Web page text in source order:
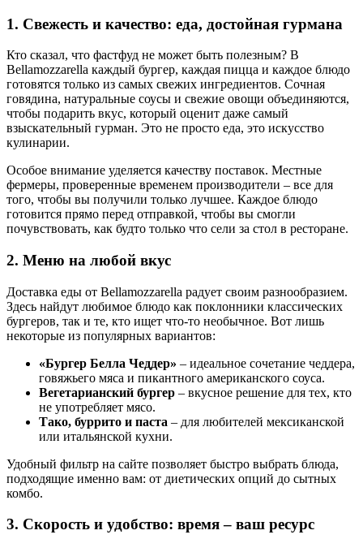
1. Свежесть и качество: еда, достойная гурмана
Кто сказал, что фастфуд не может быть полезным? В
Bellamozzarella каждый бургер, каждая пицца и каждое блюдо
готовятся только из самых свежих ингредиентов. Сочная
говядина, натуральные соусы и свежие овощи объединяются,
чтобы подарить вкус, который оценит даже самый
взыскательный гурман. Это не просто еда, это искусство
кулинарии.
Особое внимание уделяется качеству поставок. Местные
фермеры, проверенные временем производители – все для
того, чтобы вы получили только лучшее. Каждое блюдо
готовится прямо перед отправкой, чтобы вы смогли
почувствовать, как будто только что сели за стол в ресторане.
2. Меню на любой вкус
Доставка еды от Bellamozzarella радует своим разнообразием.
Здесь найдут любимое блюдо как поклонники классических
бургеров, так и те, кто ищет что-то необычное. Вот лишь
некоторые из популярных вариантов:
«Бургер Белла Чеддер» – идеальное сочетание чеддера,
говяжьего мяса и пикантного американского соуса.
Вегетарианский бургер – вкусное решение для тех, кто
не употребляет мясо.
Тако, буррито и паста – для любителей мексиканской
или итальянской кухни.
Удобный фильтр на сайте позволяет быстро выбрать блюда,
подходящие именно вам: от диетических опций до сытных
комбо.
3. Скорость и удобство: время – ваш ресурс